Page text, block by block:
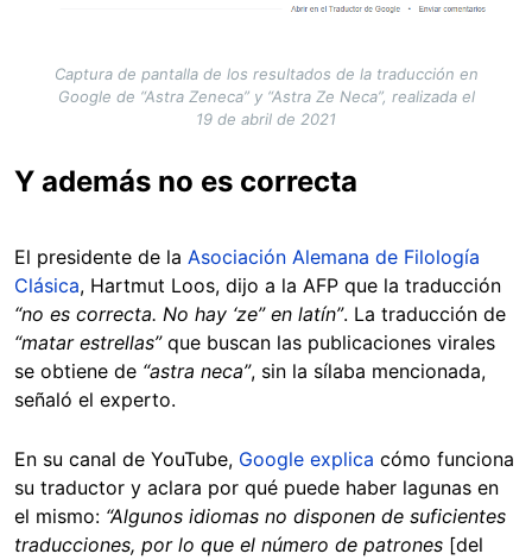
Captura de pantalla de los resultados de la traducción en
Google de “Astra Zeneca” y “Astra Ze Neca”, realizada el
19 de abril de 2021
Y además no es correcta
El presidente de la Asociación Alemana de Filología
Clásica, Hartmut Loos, dijo a la AFP que la traducción
“no es correcta. No hay ‘ze” en latín”. La traducción de
“matar estrellas”que buscan las publicaciones virales
se obtiene de “astra neca”, sin la sílaba mencionada,
señaló el experto.
En su canal de YouTube, Google explica cómo funciona
su traductor y aclara por qué puede haber lagunas en
el mismo: “Algunos idiomas no disponen de suficientes
traducciones, por lo que el número de patrones [del